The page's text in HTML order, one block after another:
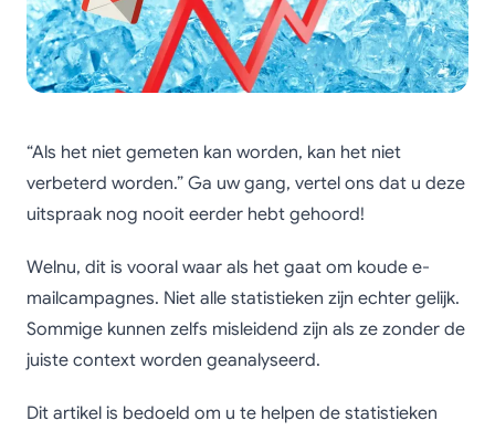
“Als het niet gemeten kan worden, kan het niet
verbeterd worden.” Ga uw gang, vertel ons dat u deze
uitspraak nog nooit eerder hebt gehoord!
Welnu, dit is vooral waar als het gaat om koude e-
mailcampagnes. Niet alle statistieken zijn echter gelijk.
Sommige kunnen zelfs misleidend zijn als ze zonder de
juiste context worden geanalyseerd.
Dit artikel is bedoeld om u te helpen de statistieken